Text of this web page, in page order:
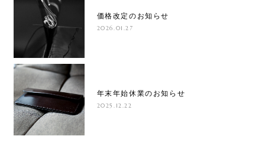
価格改定のお知らせ
2026.01.27
年末年始休業のお知らせ
2025.12.22